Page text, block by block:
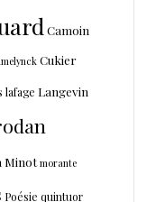
Camoin
Cukier
lafage Langevin
Minot morante
Poésie quintuor